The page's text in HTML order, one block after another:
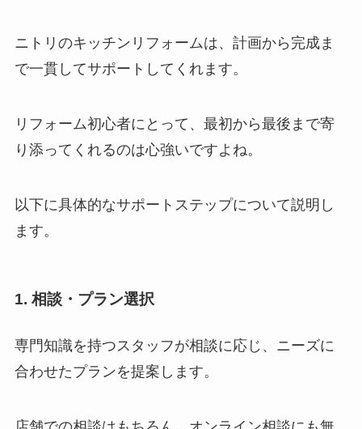
ニトリのキッチンリフォームは、計画から完成ま
で一貫してサポートしてくれます。
リフォーム初心者にとって、最初から最後まで寄
り添ってくれるのは心強いですよね。
以下に具体的なサポートステップについて説明し
ます。
1. 相談・プラン選択
専門知識を持つスタッフが相談に応じ、ニーズに
合わせたプランを提案します。